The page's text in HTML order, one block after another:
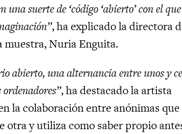
suerte de ‘código ‘abierto’ con el que
, ha explicado la directora
muestra, Nuria Enguita.
abierto, una alternancia entre unos y
, ha destacado la artista
la colaboración entre anónimas que
otra y utiliza como saber propio